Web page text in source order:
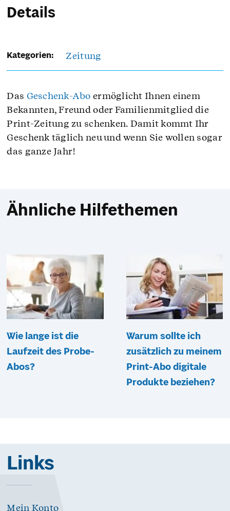
Das Geschenk-Abo ermöglicht Ihnen einem
Bekannten, Freund oder Familienmitglied die
Print-Zeitung zu schenken. Damit kommt Ihr
Geschenk täglich neu und wenn Sie wollen sogar
das ganze Jahr!
Details
Kategorien: Zeitung
Ähnliche Hilfethemen
Wie lange ist die
Laufzeit des Probe-
Abos?
Warum sollte ich
zusätzlich zu meinem
Print-Abo digitale
Produkte beziehen?
Links
Mein Konto